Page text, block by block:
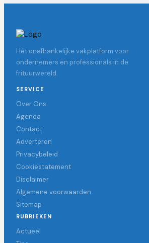
Hét onafhankelijke vakplatform voor
ondernemers en professionals in de
frituurwereld.
SERVICE
Over Ons
Agenda
Contact
Adverteren
Privacybeleid
Cookiestatement
Disclaimer
Algemene voorwaarden
Sitemap
RUBRIEKEN
Actueel